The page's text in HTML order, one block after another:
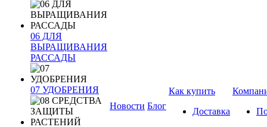
06 ДЛЯ
ВЫРАЩИВАНИЯ
РАССАДЫ
07 УДОБРЕНИЯ
Новости Блог
Как купить
Доставка